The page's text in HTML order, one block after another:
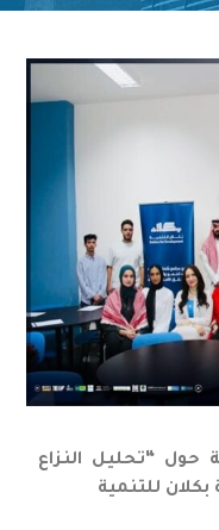
حول “تحليل النزاع
للتنمية